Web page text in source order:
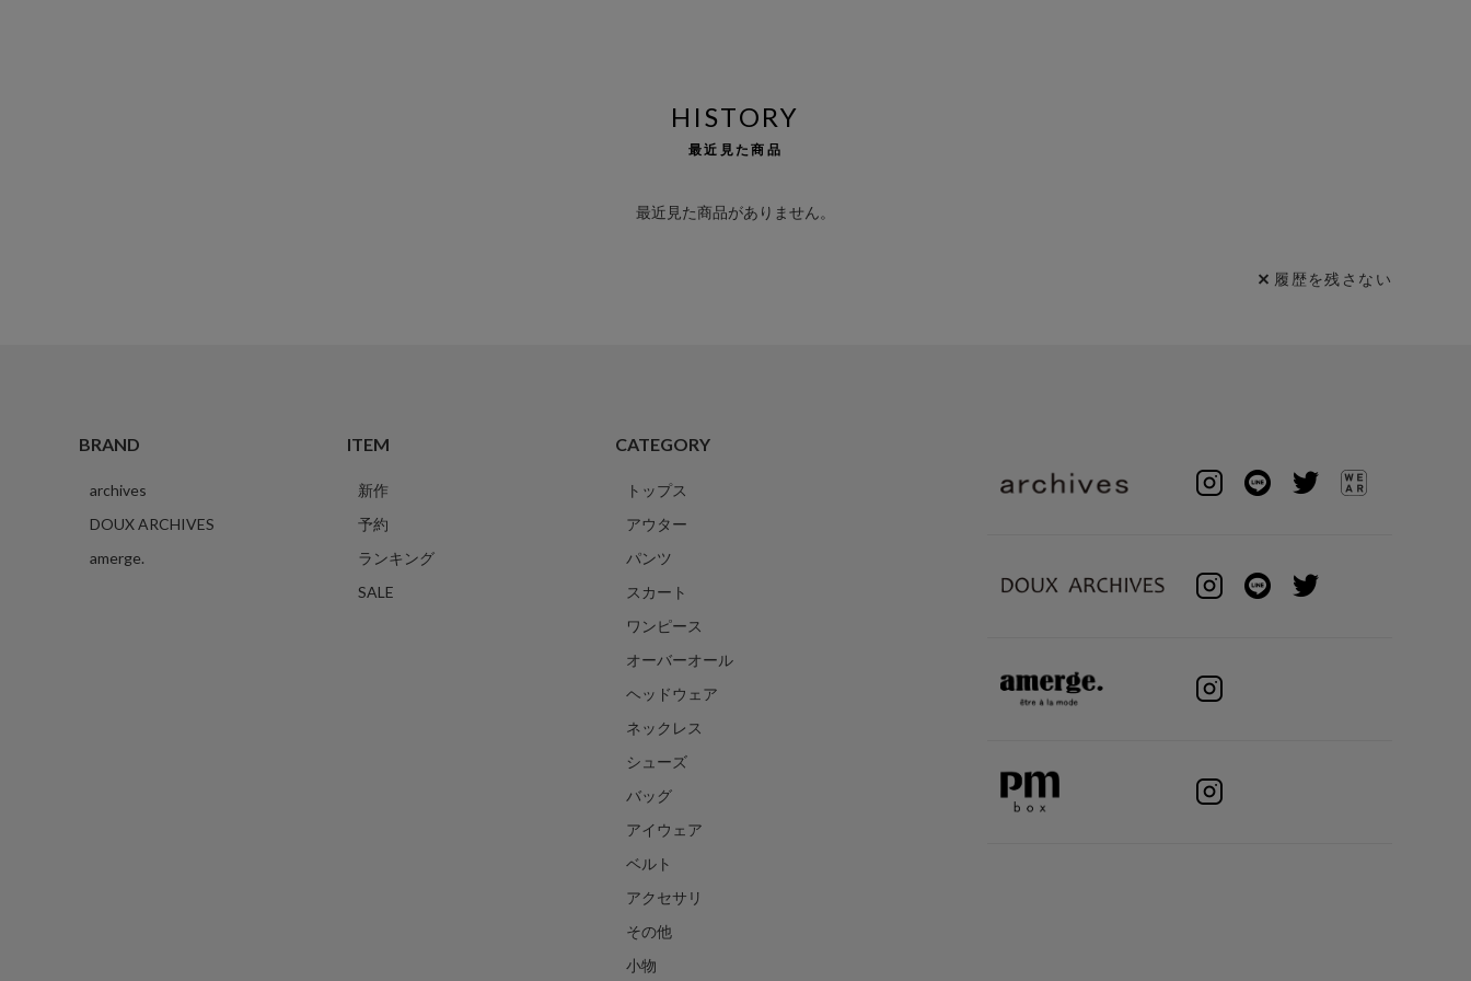
HISTORY
最近見た商品
最近見た商品がありません。
履歴を残さない
BRAND
archives
DOUX ARCHIVES
amerge.
ITEM
新作
予約
ランキング
SALE
CATEGORY
トップス
アウター
パンツ
スカート
ワンピース
オーバーオール
ヘッドウェア
ネックレス
シューズ
バッグ
アイウェア
ベルト
アクセサリ
その他
小物